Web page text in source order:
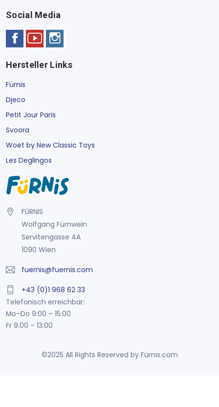
Social Media
Hersteller Links
Fürnis
Djeco
Petit Jour Paris
Svoora
Woet by New Classic Toys
Les Deglingos
FÜRNIS
Wolfgang Fürnwein
Servitengasse 4A
1090 Wien
fuernis@fuernis.com
+43 (0)1 968 62 33
Telefonisch erreichbar:
Mo–Do 9:00 – 15:00
Fr 9:00 – 13:00
©2025 All Rights Reserved by Fürnis.com